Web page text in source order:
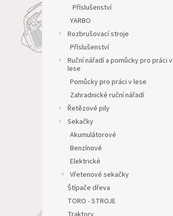
Příslušenství
YARBO
Rozbrušovací stroje
Příslušenství
Ruční nářadí a pomůcky pro práci v
lese
Pomůcky pro práci v lese
Zahradnické ruční nářadí
Řetězové pily
Sekačky
Akumulátorové
Benzínové
Elektrické
Vřetenové sekačky
Štípače dřeva
TORO - STROJE